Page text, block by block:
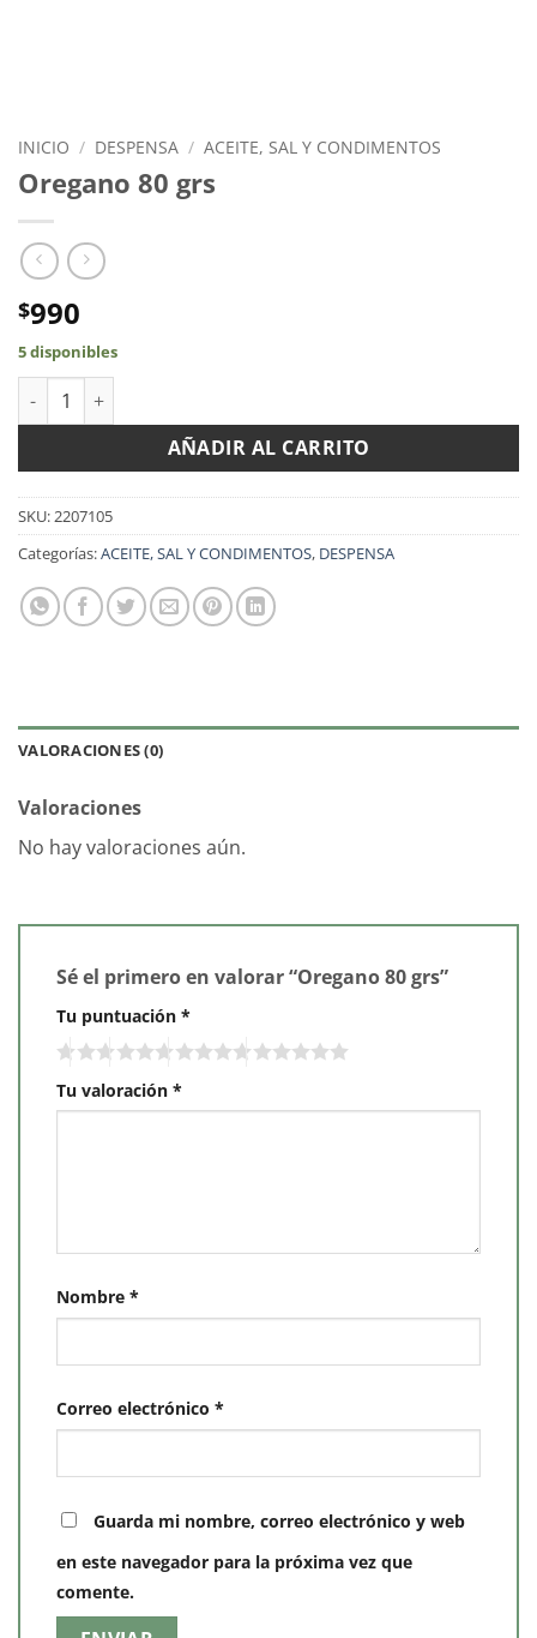
INICIO / DESPENSA / ACEITE, SAL Y CONDIMENTOS
Oregano 80 grs
$990
5 disponibles
Oregano 80 grs cantidad
AÑADIR AL CARRITO
SKU:2207105
Categorías:ACEITE, SAL Y CONDIMENTOS, DESPENSA
VALORACIONES (0)
Valoraciones
No hay valoraciones aún.
Sé el primero en valorar “Oregano 80 grs”
Tu puntuación *
Tu valoración *
Nombre *
Correo electrónico *
Guarda mi nombre, correo electrónico y web
en este navegador para la próxima vez que
comente.